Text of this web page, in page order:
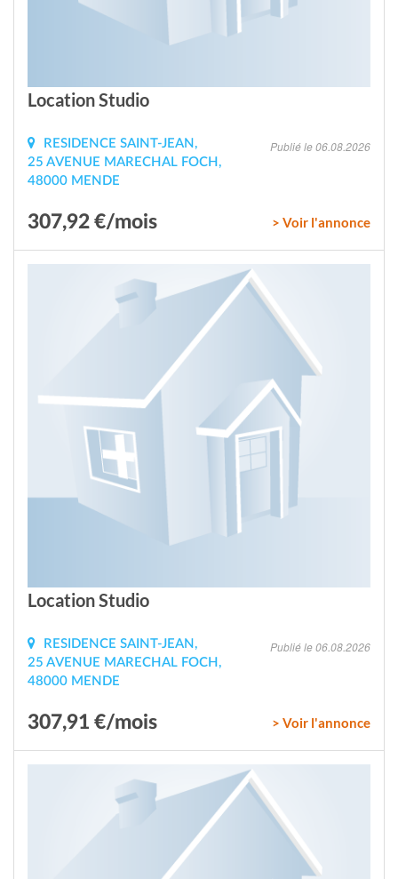
Location Studio
Publié le 06.08.2026
RESIDENCE SAINT-JEAN,
25 AVENUE MARECHAL FOCH,
48000 MENDE
307,92 €/mois > Voir l'annonce
Location Studio
Publié le 06.08.2026
RESIDENCE SAINT-JEAN,
25 AVENUE MARECHAL FOCH,
48000 MENDE
307,91 €/mois > Voir l'annonce